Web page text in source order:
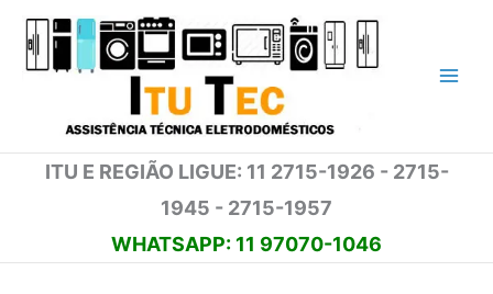
para
ITU E REGIÃO LIGUE: 11 2715-1926 - 2715-
1945 - 2715-1957
WHATSAPP: 11 97070-1046